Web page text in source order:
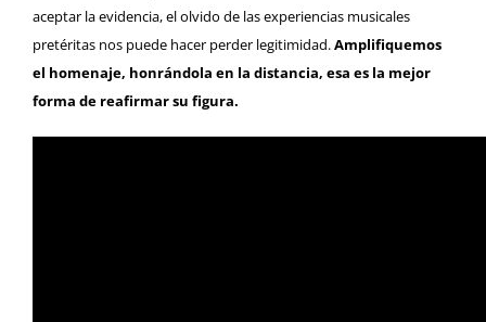
aceptar la evidencia, el olvido de las experiencias musicales
pretéritas nos puede hacer perder legitimidad.Amplifiquemos
el homenaje, honrándola en la distancia, esa es la mejor
forma de reafirmar su figura.